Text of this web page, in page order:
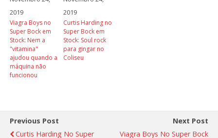
2019
Viagra Boys no
Super Bock em
Stock: Nem a
"vitamina"
ajudou quando a
máquina não
funcionou
2019
Curtis Harding no
Super Bock em
Stock: Soul rock
para gingar no
Coliseu
Previous Post
Curtis Harding No Super
Next Post
Viagra Boys No Super Bock